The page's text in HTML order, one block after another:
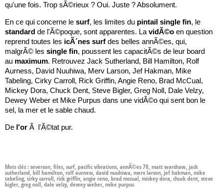
qu'une fois. Trop sÃ©rieux ? Oui. Juste ? Absolument.
En ce qui concerne le surf, les limites du pintail single fin, le
standard de l'Ã©poque, sont apparentes. La vidÃ©o en question
reprend toutes les icÃ´nes surf des belles annÃ©es, qui,
malgrÃ© les single fin, poussent les capacitÃ©s de leur board
au maximum. Retrouvez Jack Sutherland, Bill Hamilton, Rolf
Aurness, David Nuuhiwa, Merv Larson, Jef Hakman, Mike
Tabeling, Cirky Carroll, Rick Griffin, Angie Reno, Brad McCual,
Mickey Dora, Chuck Dent, Steve Bigler, Greg Noll, Dale Velzy,
Dewey Weber et Mike Purpus dans une vidÃ©o qui sent bon le
sel, la mer et le sable chaud.
De l'or Ã l'Ã©tat pur.
Mots clés :severson,files,surf,pacific vibrations,annÃ©es 70,matt warshaw,jack
sutherland,bill hamilton,rolf aurness,david nuuhiwa,merv larson,jef hakman,mike
tabeling,cirky carroll,rick griffin,angie reno,brad mccual,mickey dora,chuck dent,steve
bigler,greg noll,dale velzy,dewey weber,mike purpus